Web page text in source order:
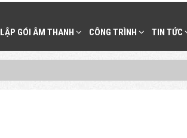
GÓI ÂM THANH CÔNG TRÌNH TIN TỨC